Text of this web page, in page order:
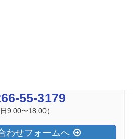
55-3179
日9:00〜18:00）
わせフォームへ